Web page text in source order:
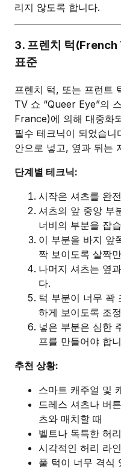
리지 않도록 합니다.
3. 프렌치 턱
표준
프렌치 턱, 또는 프런트
TV 쇼 “Queer Eye”의
France)에 의해 대중화
필수 테크닉이 되었습
안으로 넣고, 옆과 뒤는
단계별 테크닉:
시작은 셔츠를 완
셔츠의 앞 중앙 부
너비의 부분을 잡
이 부분을 바지 앞
짝 보이도록 살짝
나머지 셔츠는 옆
다.
턱 부분이 너무 꽉
하게 보이도록 조
넣은 부분은 심한
프를 만들어야 합
추천 상황:
스마트 캐주얼 및
드레스 셔츠나 버
츠와 매치할 때
벨트나 독특한 허
시각적인 허리 라
풀 턱이 너무 격식